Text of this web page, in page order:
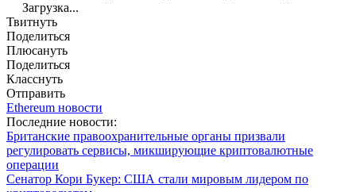
Загрузка...
Твитнуть
Поделиться
Плюсануть
Поделиться
Класснуть
Отправить
Ethereum новости
Последние новости:
Британские правоохранительные органы призвали
регулировать сервисы, микширующие криптовалютные
операции
Сенатор Кори Букер: США стали мировым лидером по